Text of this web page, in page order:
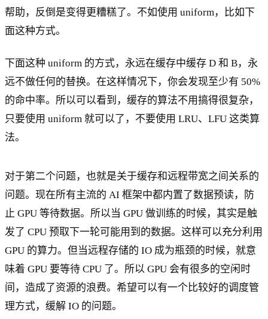
帮助，反倒是变得更糟糕了。不如使用 uniform，比如下
面这种方式。
下面这种 uniform 的方式，永远在缓存中缓存 D 和 B，永
远不做任何的替换。在这样情况下，你会发现至少有 50%
的命中率。所以可以看到，缓存的算法不用搞得很复杂，
只要使用 uniform 就可以了，不要使用 LRU、LFU 这类算
法。
对于第二个问题，也就是关于缓存和远程带宽之间关系的
问题。现在所有主流的 AI 框架中都内置了数据预读，防
止 GPU 等待数据。所以当 GPU 做训练的时候，其实是触
发了 CPU 预取下一轮可能用到的数据。这样可以充分利用
GPU 的算力。但当远程存储的 IO 成为瓶颈的时候，就意
味着 GPU 要等待 CPU 了。所以 GPU 会有很多的空闲时
间，造成了资源的浪费。希望可以有一个比较好的调度管
理方式，缓解 IO 的问题。